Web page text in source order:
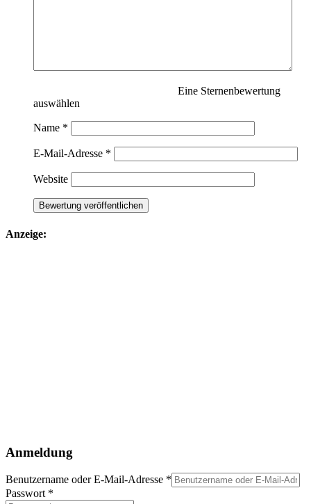
Eine Sternenbewertung
auswählen
Name *
E-Mail-Adresse *
Website
Anzeige:
Anmeldung
Benutzername oder E-Mail-Adresse *
Passwort *